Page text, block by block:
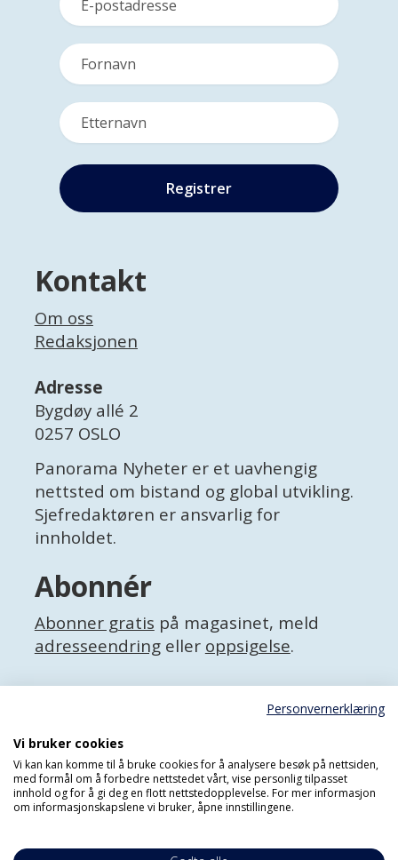
Kontakt
Om oss
Redaksjonen
Adresse
Bygdøy allé 2
0257 OSLO
Panorama Nyheter er et uavhengig
nettsted om bistand og global utvikling.
Sjefredaktøren er ansvarlig for
innholdet.
Abonnér
Abonner gratis på magasinet, meld
adresseendringeller oppsigelse.
Facebook
Personvernerklæring
Personvernerklæring
Vi bruker cookies
Vi kan kan komme til å bruke cookies for å analysere besøk på nettsiden,
med formål om å forbedre nettstedet vårt, vise personlig tilpasset
innhold og for å gi deg en flott nettstedopplevelse. For mer informasjon
om informasjonskapslene vi bruker, åpne innstillingene.